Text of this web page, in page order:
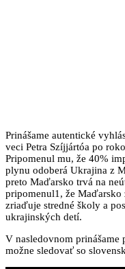
Prinášame autentické
veci Petra Szíjjártóa po
Pripomenul mu, že 40%
plynu odoberá Ukrajina z
preto Maďarsko trvá na
pripomenul1, že
zriaďuje stredné školy a
ukrajinských detí.
V nasledovnom prinášame
možne sledovať so